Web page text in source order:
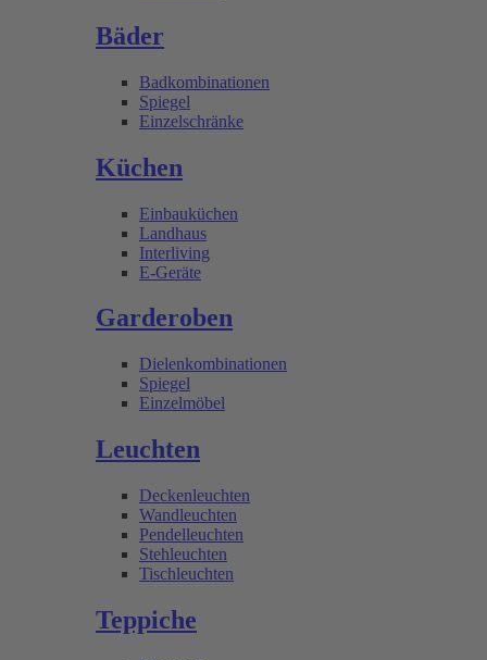
Bäder
Badkombinationen
Spiegel
Einzelschränke
Küchen
Einbauküchen
Landhaus
Interliving
E-Geräte
Garderoben
Dielenkombinationen
Spiegel
Einzelmöbel
Leuchten
Deckenleuchten
Wandleuchten
Pendelleuchten
Stehleuchten
Tischleuchten
Teppiche